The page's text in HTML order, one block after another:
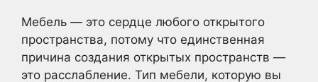
Мебель — это сердце любого открытого
пространства, потому что единственная
причина создания открытых пространств —
это расслабление. Тип мебели, которую вы